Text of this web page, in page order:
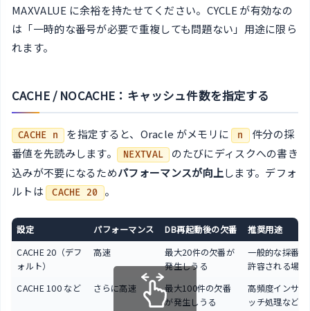
MAXVALUE に余裕を持たせてください。CYCLE が有効なの
は「一時的な番号が必要で重複しても問題ない」用途に限ら
れます。
CACHE / NOCACHE：キャッシュ件数を指定する
CACHE n を指定すると、Oracle がメモリに n
件分の採
番値を先読みします。
NEXTVAL
のたびにディスクへの書き
込みが不要になるためパフォーマンスが向上します。デフォ
ルトは CACHE 20 。
設定 パフォーマンス DB再起動後の欠番
推奨用途
CACHE 20（デフ
ォルト）
高速
最大20件の欠番が
発生しうる
一般的な採番
許容される場合
CACHE 100 など
さらに高速
最大100件の欠番
が発生しうる
高頻度インサ
ッチ処理など